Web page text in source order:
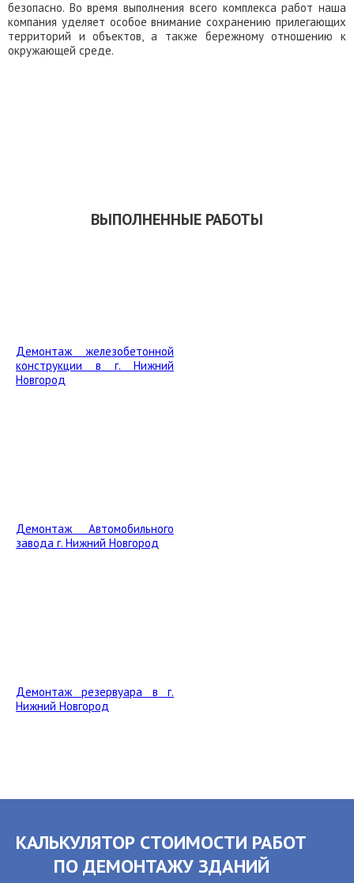
безопасно. Во время выполнения всего комплекса работ наша
компания уделяет особое внимание сохранению прилегающих
территорий и объектов, а также бережному отношению к
окружающей среде.
ВЫПОЛНЕННЫЕ РАБОТЫ
Демонтаж железобетонной
конструкции в г. Нижний
Новгород
Демонтаж Автомобильного
завода г. Нижний Новгород
Демонтаж резервуара в г.
Нижний Новгород
КАЛЬКУЛЯТОР СТОИМОСТИ РАБОТ
ПО ДЕМОНТАЖУ ЗДАНИЙ